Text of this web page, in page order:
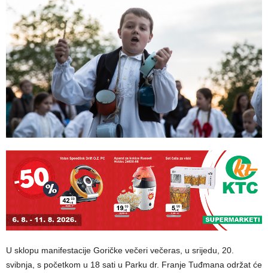
U sklopu manifestacije Goričke večeri večeras, u srijedu, 20.
svibnja, s početkom u 18 sati u Parku dr. Franje Tuđmana održat će